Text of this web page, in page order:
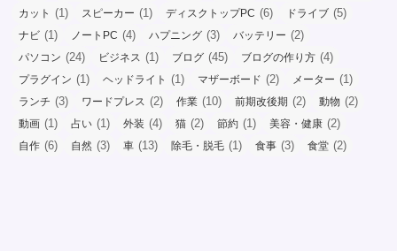
カット (1) スピーカー (1) ディスクトップPC (6) ドライブ (5)
ナビ (1) ノートPC (4) ハプニング (3) バッテリー (2)
パソコン (24) ビジネス (1) ブログ (45) ブログの作り方 (4)
プラグイン (1) ヘッドライト (1) マザーボード (2) メーター (1)
ランチ (3) ワードプレス (2) 作業 (10) 前期改後期 (2) 動物 (2)
動画 (1) 占い (1) 外装 (4) 猫 (2) 節約 (1) 美容・健康 (2)
自作 (6) 自然 (3) 車 (13) 除毛・脱毛 (1) 食事 (3) 食堂 (2)